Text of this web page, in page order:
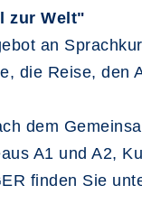
zur Welt"
an
die Reise, den
dem
A1 und A2,
finden Sie